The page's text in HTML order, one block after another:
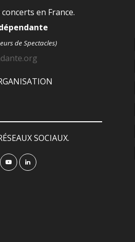
en France.
de Spectacles)
SOCIAUX.